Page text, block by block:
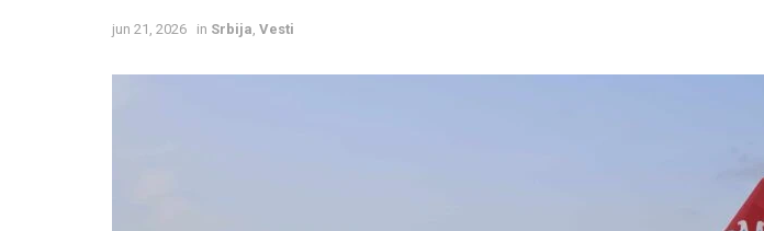
jun 21, 2026 in Srbija Vesti